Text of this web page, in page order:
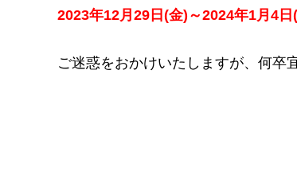
2023年12月29日(金)～2024年1月4日
ご迷惑をおかけいたしますが、何卒